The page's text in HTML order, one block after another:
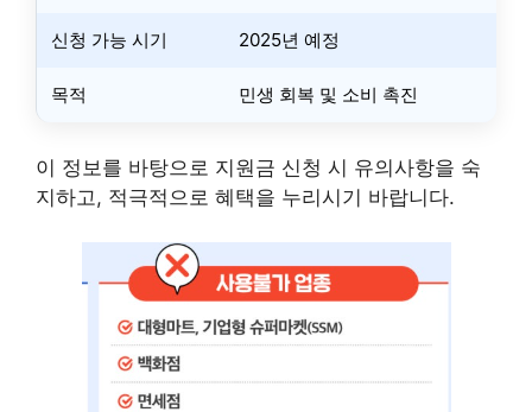
신청 가능 시기 2025년 예정
목적 민생 회복 및 소비 촉진
이 정보를 바탕으로 지원금 신청 시 유의사항을 숙
지하고, 적극적으로 혜택을 누리시기 바랍니다.